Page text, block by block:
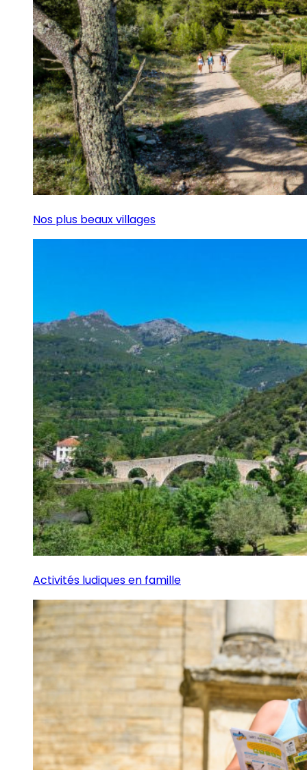
Nos plus beaux villages
Activités ludiques en famille